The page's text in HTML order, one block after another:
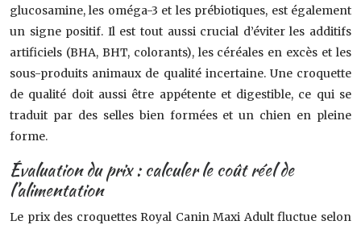
glucosamine, les oméga-3 et les prébiotiques, est également
un signe positif. Il est tout aussi crucial d’éviter les additifs
artificiels (BHA, BHT, colorants), les céréales en excès et les
sous-produits animaux de qualité incertaine. Une croquette
de qualité doit aussi être appétente et digestible, ce qui se
traduit par des selles bien formées et un chien en pleine
forme.
Évaluation du prix : calculer le coût réel de
l’alimentation
Le prix des croquettes Royal Canin Maxi Adult fluctue selon